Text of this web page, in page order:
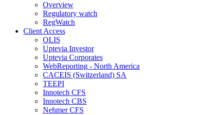
Overview
Regulatory watch
RegWatch
Client Access
OLIS
Uptevia Investor
Uptevia Corporates
WebReporting - North America
CACEIS (Switzerland) SA
TEEPI
Innotech CFS
Innotech CBS
Nehmer CFS